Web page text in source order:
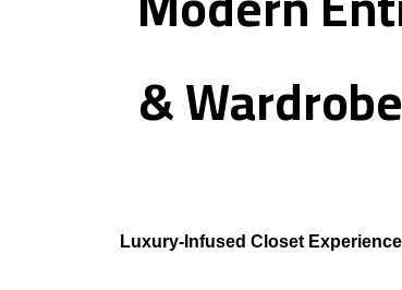
&
Luxury-Infused Closet